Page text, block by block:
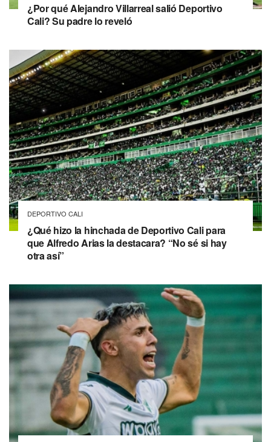
¿Por qué Alejandro Villarreal salió Deportivo
Cali? Su padre lo reveló
DEPORTIVO CALI
¿Qué hizo la hinchada de Deportivo Cali para
que Alfredo Arias la destacara? “No sé si hay
otra así”